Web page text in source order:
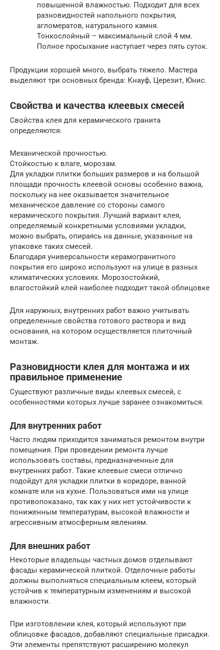
повышенной влажностью. Подходит для всех
разновидностей напольного покрытия,
агломератов, натурального камня.
Тонкослойный – максимальный слой 4 мм.
Полное просыхание наступает через пять суток.
Продукции хорошей много, выбрать тяжело. Мастера
выделяют три основных бренда: Кнауф, Церезит, Юнис.
Свойства и качества клеевых смесей
Свойства клея для керамического гранита
определяются:
Механической прочностью.
Стойкостью к влаге, морозам.
Для укладки плитки больших размеров и на большой
площади прочность клеевой основы особенно важна,
поскольку на нее оказывается значительное
механическое давление со стороны самого
керамического покрытия. Лучший вариант клея,
определяемый конкретными условиями укладки,
можно выбрать, опираясь на данные, указанные на
упаковке таких смесей.
Благодаря универсальности керамогранитного
покрытия его широко используют на улице в разных
климатических условиях. Морозостойкий,
влагостойкий клей наиболее подходит такой облицовке
Для наружных, внутренних работ важно учитывать
определенные свойства готового раствора и вид
основания, на котором осуществляется плиточный
монтаж.
Разновидности клея для монтажа и их
правильное применение
Существуют различные виды клеевых смесей, с
особенностями которых лучше заранее ознакомиться.
Для внутренних работ
Часто людям приходится заниматься ремонтом внутри
помещения. При проведении ремонта лучше
использовать составы, предназначенные для
внутренних работ. Такие клеевые смеси отлично
подойдут для укладки плитки в коридоре, ванной
комнате или на кухне. Пользоваться ими на улице
противопоказано, так как у них нет устойчивости к
пониженным температурам, высокой влажности и
агрессивным атмосферным явлениям.
Для внешних работ
Некоторые владельцы частных домов отделывают
фасады керамической плиткой. Отделочные работы
должны выполняться специальным клеем, который
устойчив к температурным изменениям и высокой
влажности.
При изготовлении клея, который используют при
облицовке фасадов, добавляют специальные присадки.
Эти элементы препятствуют расширению молекул